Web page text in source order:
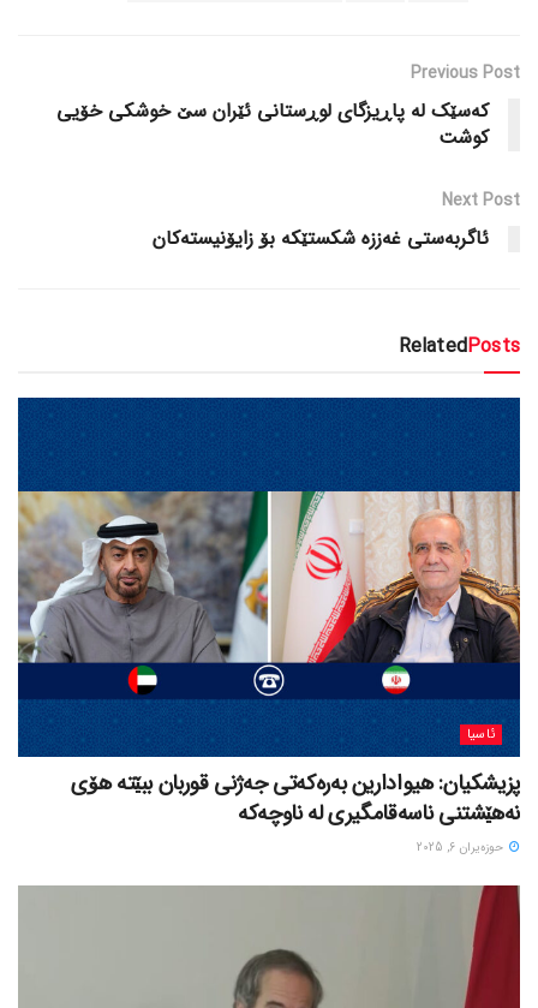
Previous Post
کەسێک لە پاڕیزگای لوڕستانی ئێران سێ خوشکی خۆیی
کوشت
Next Post
ئاگربەستی غەززە شکستێکە بۆ زایۆنیستەکان
RelatedPosts
ئاسیا
پزیشکیان: هیوادارین بەرەکەتی جەژنی قوربان ببێتە هۆی
نەهێشتنی ناسەقامگیری لە ناوچەکە
حوزه‌یران 6, 2025